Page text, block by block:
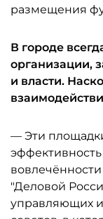
размещения
В городе
организации,
и власти.
— Эти
"Деловой
управляющих